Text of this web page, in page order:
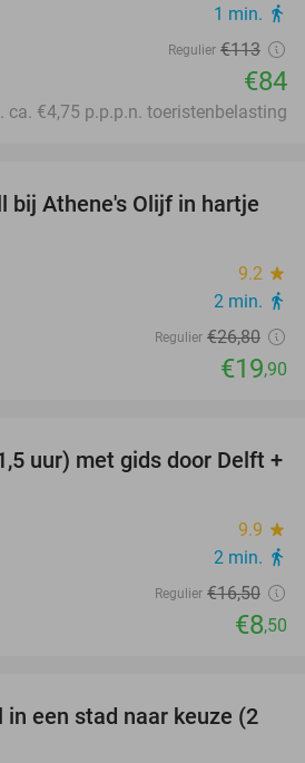
1 min. directions_walk
Regulier €113
€84
ca. €4,75 p.p.p.n. toeristenbelasting
26%
bij Athene's Olijf in hartje
9.2 star
2 min. directions_walk
Regulier €26,80
€19,90
48%
uur) met gids door Delft +
9.9 star
2 min. directions_walk
Regulier €16,50
€8,50
80%
in een stad naar keuze (2